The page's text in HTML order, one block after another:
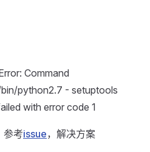
Command
python2.7 - setuptools
with error code 1
参考issue，解决方案